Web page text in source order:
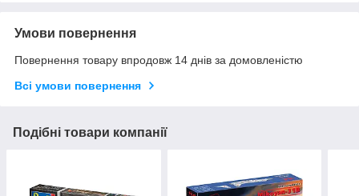
Умови повернення
Повернення товару впродовж 14 днів за домовленістю
Всі умови повернення
Подібні товари компанії